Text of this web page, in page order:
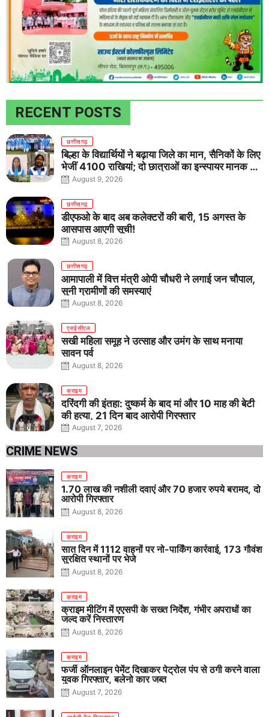
RECENT POSTS
छत्तीसगढ़
बिल्हा के विद्यार्थियों ने बढ़ाया जिले का मान, सैनिकों के लिए
भेजीं 4100 राखियां; दो छात्राओं का इन्स्पायर मानक में
राष्ट्रीय चयन
August 9, 2026
छत्तीसगढ़
डीएफओ के बाद अब कलेक्टरों की बारी, 15 अगस्त के
आसपास आएगी सूची!
August 8, 2026
छत्तीसगढ़
आमापाली में वित्त मंत्री ओपी चौधरी ने लगाई जन चौपाल,
सुनी ग्रामीणों की समस्याएं
August 8, 2026
एसईसीएल
सखी महिला समूह ने उत्साह और उमंग के साथ मनाया
सावन पर्व
August 8, 2026
क्राइम
दरिंदगी की इंतहा: दुष्कर्म के बाद मां और 10 माह की बेटी
की हत्या, 21 दिन बाद आरोपी गिरफ्तार
August 7, 2026
CRIME NEWS
क्राइम
1.70 लाख की नशीली दवाएं और 70 हजार रुपये बरामद, दो
आरोपी गिरफ्तार
August 8, 2026
क्राइम
सात दिन में 1112 वाहनों पर नो-पार्किंग कार्रवाई, 173 गौवंश
सुरक्षित स्थानों पर भेजे
August 8, 2026
क्राइम
क्राइम मीटिंग में एएसपी के सख्त निर्देश, गंभीर अपराधों का
जल्द करें निस्तारण
August 8, 2026
क्राइम
फर्जी ऑनलाइन पेमेंट दिखाकर पेट्रोल पंप से ठगी करने वाला
युवक गिरफ्तार, बलेनो कार जब्त
August 7, 2026